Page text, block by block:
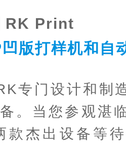
RK Print
版打样机和自
专门设计和制
。当您参观湛
款杰出设备等